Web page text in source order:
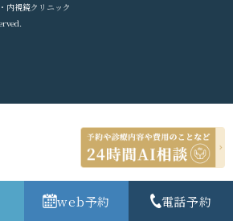
視鏡クリニック
web予約 電話予約